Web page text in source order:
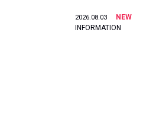
2026.08.03
NEW
INFORMATION